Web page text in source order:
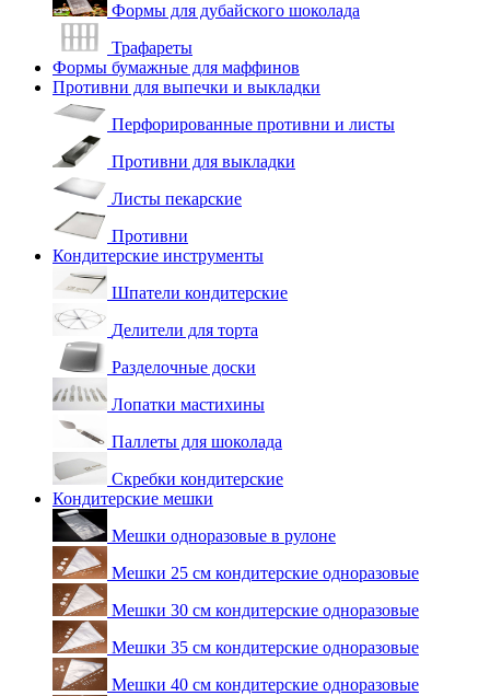
Формы для дубайского шоколада
Трафареты
Формы бумажные для маффинов
Противни для выпечки и выкладки
Перфорированные противни и листы
Противни для выкладки
Листы пекарские
Противни
Кондитерские инструменты
Шпатели кондитерские
Делители для торта
Разделочные доски
Лопатки мастихины
Паллеты для шоколада
Скребки кондитерские
Кондитерские мешки
Мешки одноразовые в рулоне
Мешки 25 см кондитерские одноразовые
Мешки 30 см кондитерские одноразовые
Мешки 35 см кондитерские одноразовые
Мешки 40 см кондитерские одноразовые